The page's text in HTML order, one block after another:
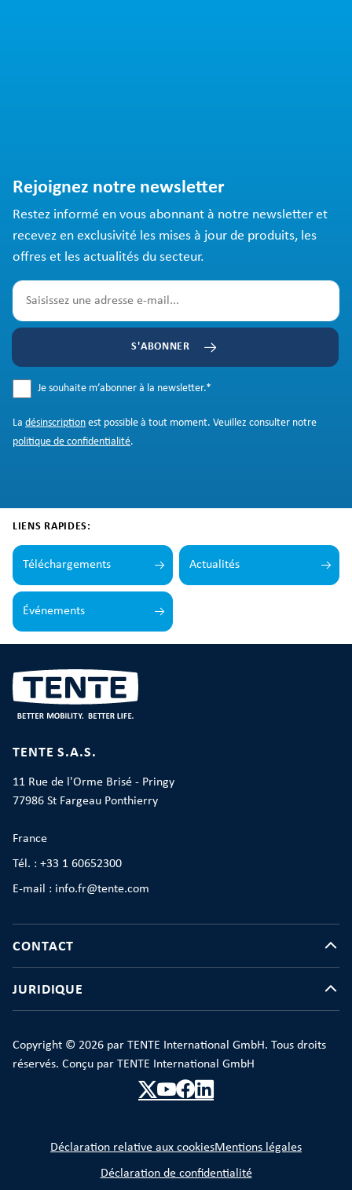
Rejoignez notre newsletter
Restez informé en vous abonnant à notre newsletter et
recevez en exclusivité les mises à jour de produits, les
offres et les actualités du secteur.
S'ABONNER
Je souhaite m’abonner à la newsletter.*
La désinscription est possible à tout moment. Veuillez consulter notre
politique de confidentialité.
LIENS RAPIDES:
Téléchargements Actualités
Événements
TENTE S.A.S.
11 Rue de l'Orme Brisé - Pringy
77986 St Fargeau Ponthierry
France
Tél. : +33 1 60652300
E-mail : info.fr@tente.com
CONTACT
JURIDIQUE
Copyright © 2026 par TENTE International GmbH. Tous droits
réservés. Conçu par TENTE International GmbH
Déclaration relative aux cookiesMentions légales
Déclaration de confidentialité